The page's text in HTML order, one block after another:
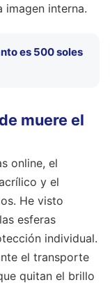
interna.
es 500 soles
muere el
online, el
y el
He visto
esferas
individual.
el transporte
quitan el brillo